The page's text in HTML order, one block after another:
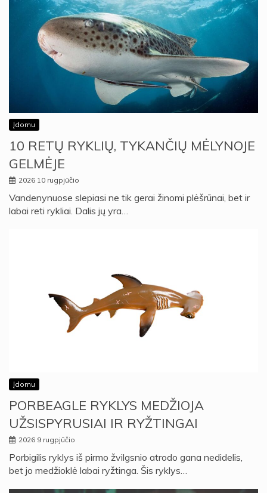
Įdomu
10 RETŲ RYKLIŲ, TYKANČIŲ MĖLYNOJE
GELMĖJE
2026 10 rugpjūčio
Vandenynuose slepiasi ne tik gerai žinomi plėšrūnai, bet ir
labai reti rykliai. Dalis jų yra…
Įdomu
PORBEAGLE RYKLYS MEDŽIOJA
UŽSISPYRUSIAI IR RYŽTINGAI
2026 9 rugpjūčio
Porbigilis ryklys iš pirmo žvilgsnio atrodo gana nedidelis,
bet jo medžioklė labai ryžtinga. Šis ryklys…